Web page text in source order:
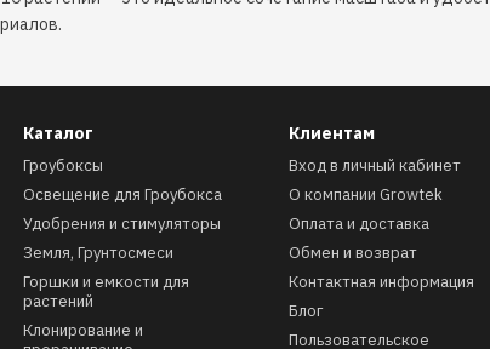
Каталог
Гроубоксы
Освещение для Гроубокса
Удобрения и стимуляторы
Земля, Грунтосмеси
Горшки и емкости для
растений
Клонирование и
Клиентам
Вход в личный кабинет
О компании Growtek
Оплата и доставка
Обмен и возврат
Контактная информация
Блог
Пользовательское